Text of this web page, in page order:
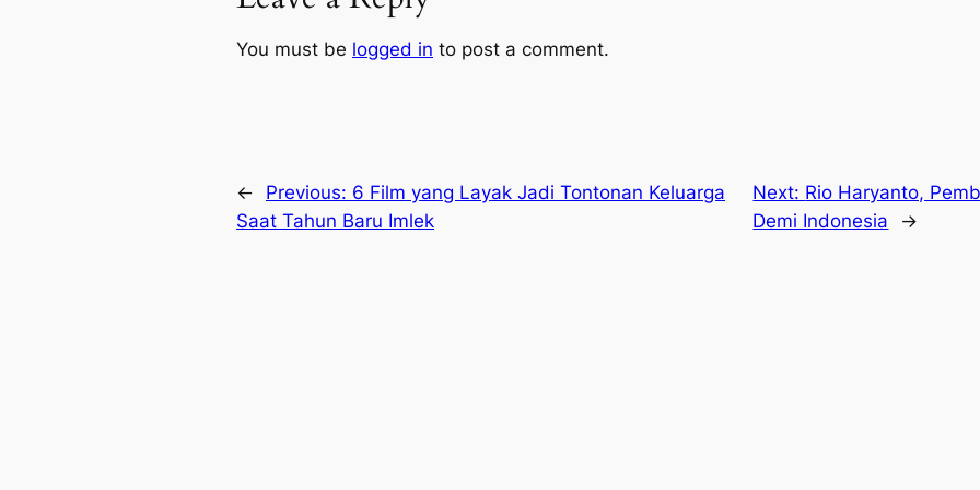
You must be logged in to post a comment.
← Previous: 6 Film yang Layak Jadi Tontonan Keluarga
Saat Tahun Baru Imlek
Next: Rio Haryanto,
Demi Indonesia
→